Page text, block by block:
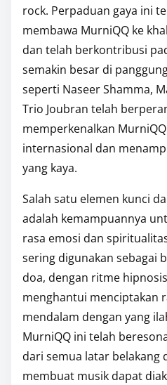
rock. Perpaduan gaya ini
membawa MurniQQ ke
dan telah berkontribusi
semakin besar di
seperti Naseer Shamma,
Trio Joubran telah
memperkenalkan
internasional dan
yang kaya.
Salah satu elemen kunci
adalah kemampuannya
rasa emosi dan
sering digunakan sebagai
doa, dengan ritme
menghantui menciptakan
mendalam dengan yang
MurniQQ ini telah
dari semua latar belakang
membuat musik dapat